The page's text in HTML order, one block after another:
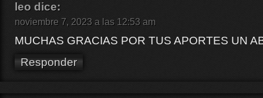
leo dice:
noviembre 7, 2023 a las 12:53 am
MUCHAS GRACIAS POR TUS APORTES UN
Responder